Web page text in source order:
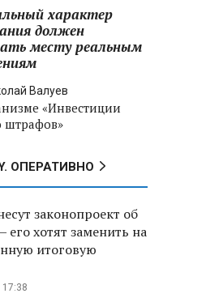
характер
должен
месту реальным
Валуев
«Инвестиции
штрафов»
ОПЕРАТИВНО
законопроект об
его хотят заменить на
итоговую
17:38